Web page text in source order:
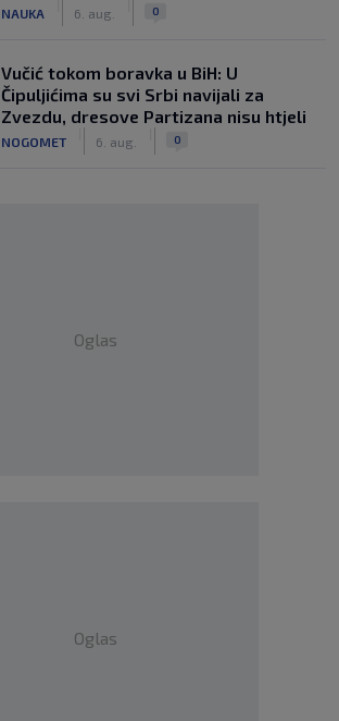
NAUKA 6. aug. 0
Vučić tokom boravka u BiH: U
Čipuljićima su svi Srbi navijali za
Zvezdu, dresove Partizana nisu htjeli
NOGOMET 6. aug. 0
Oglas
Oglas